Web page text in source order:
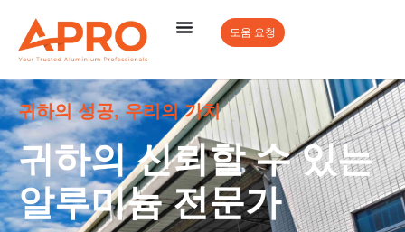
도움 요청
귀하의 성공, 우리의 가치
귀하의 신뢰할 수 있는
알루미늄 전문가